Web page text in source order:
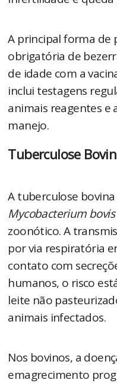
A principal forma de
obrigatória de
de idade com a
inclui testagens
animais reagentes e
manejo.
Tuberculose
A tuberculose
Mycobacterium bovis
zoonótico. A
por via respiratória
contato com
humanos, o risco
leite não
animais infectados.
Nos bovinos, a
emagrecimento